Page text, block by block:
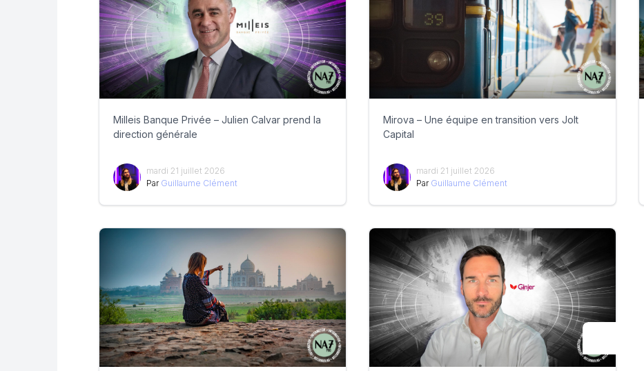
Milleis Banque Privée – Julien Calvar prend la
direction générale
mardi 21 juillet 2026
Par Guillaume Clément
Mirova – Une équipe en transition vers Jolt
Capital
mardi 21 juillet 2026
Par Guillaume Clément